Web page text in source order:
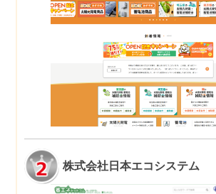
株式会社日本エコシステム